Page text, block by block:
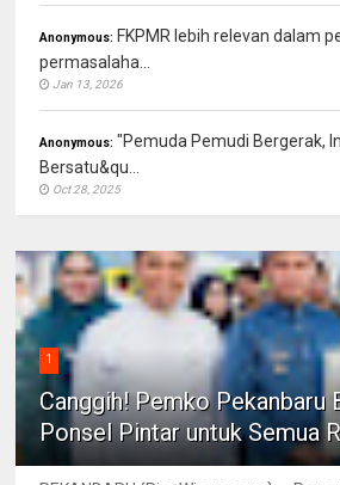
Anonymous: FKPMR lebih relevan dalam
permasalaha...
Jan 13, 2026
Anonymous: "Pemuda Pemudi Bergerak,
Bersatu&qu...
Oct 28, 2025
1
Canggih! Pemko Pekanbaru
Ponsel Pintar untuk Semua